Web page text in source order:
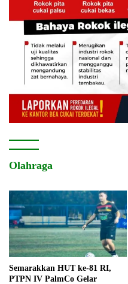
Olahraga
Semarakkan HUT ke-81 RI,
PTPN IV PalmCo Gelar